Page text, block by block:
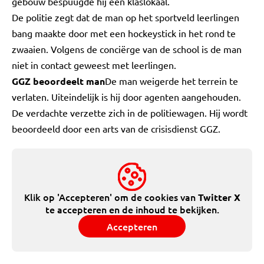
De politie zegt dat de man op het sportveld leerlingen
bang maakte door met een hockeystick in het rond te
zwaaien. Volgens de conciërge van de school is de man
niet in contact geweest met leerlingen.
GGZ beoordeelt manDe man weigerde het terrein te
verlaten. Uiteindelijk is hij door agenten aangehouden.
De verdachte verzette zich in de politiewagen. Hij wordt
beoordeeld door een arts van de crisisdienst GGZ.
Klik op 'Accepteren' om de cookies vanTwitter X
te accepteren en de inhoud te bekijken.
Accepteren